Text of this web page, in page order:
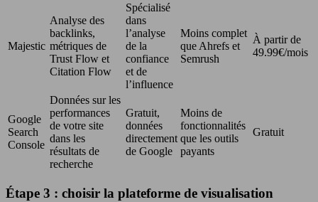
Majestic
Analyse des
backlinks,
métriques de
Trust Flow et
Citation Flow
Spécialisé
dans
l’analyse
de la
confiance
et de
l’influence
Moins complet
que Ahrefs et
Semrush
À partir de
49.99€/mois
Google
Search
Console
Données sur les
performances
de votre site
dans les
résultats de
recherche
Gratuit,
données
directement
de Google
Moins de
fonctionnalités
que les outils
payants
Gratuit
Étape 3 : choisir la plateforme de visualisation